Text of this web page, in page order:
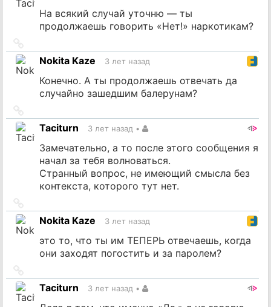
На всякий случай уточню — ты
продолжаешь говорить «Нет!» наркотикам?
на
источник
Nokita Kaze 3 лет назад
Конечно. А ты продолжаешь отвечать да
случайно зашедшим балерунам?
на
источник
Taciturn 3 лет назад •
Замечательно, а то после этого сообщения я
начал за тебя волноваться.
Странный вопрос, не имеющий смысла без
контекста, которого тут нет.
на
источник
Nokita Kaze 3 лет назад
это то, что ты им ТЕПЕРЬ отвечаешь, когда
они заходят погостить и за паролем?
на
источник
Taciturn 3 лет назад •